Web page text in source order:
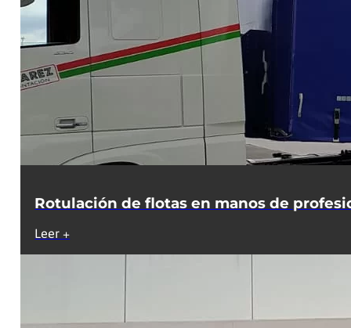
GRAN FORMATO
ROTULACIÓN DE VEHÍCULOS
RÓTULOS
TRABAJOS A MEDIDA
Rotulación de flotas en manos de
Leer +